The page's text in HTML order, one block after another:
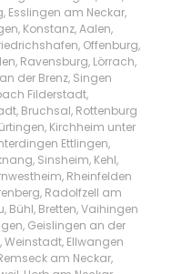
Esslingen am Neckar,
Konstanz, Aalen,
Offenburg,
Ravensburg, Lörrach,
der Brenz, Singen
Filderstadt,
Bruchsal, Rottenburg
Kirchheim unter
Ettlingen,
Sinsheim, Kehl,
Rheinfelden
Radolfzell am
Bühl, Bretten, Vaihingen
Geislingen an der
Weinstadt, Ellwangen
am Neckar,